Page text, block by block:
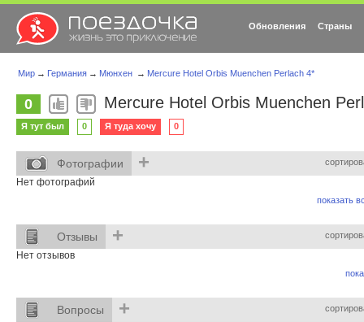
Обновления Страны
Мир → Германия → Мюнхен → Mercure Hotel Orbis Muenchen Perlach 4*
0 Mercure Hotel Orbis Muenchen
Я тут был 0 Я туда хочу 0
Фотографии +
Нет фотографий
показать
Отзывы +
Нет отзывов
Вопросы +